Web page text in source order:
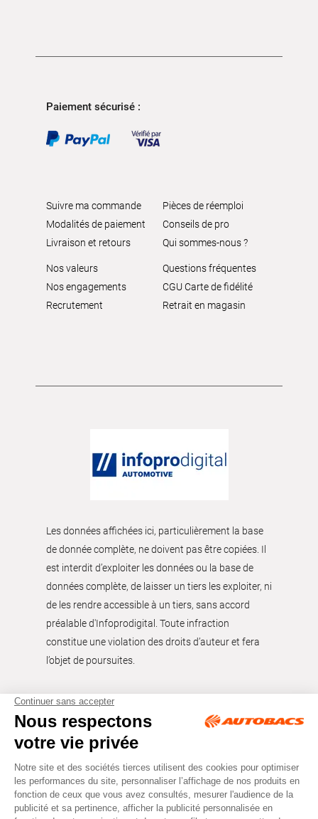
Paiement sécurisé :
Suivre ma commande
Modalités de paiement
Livraison et retours
Pièces de réemploi
Conseils de pro
Qui sommes-nous ?
Nos valeurs
Nos engagements
Recrutement
Questions fréquentes
CGU Carte de fidélité
Retrait en magasin
Les données affichées ici, particulièrement la base
de donnée complète, ne doivent pas être copiées. Il
est interdit d’exploiter les données ou la base de
données complète, de laisser un tiers les exploiter, ni
de les rendre accessible à un tiers, sans accord
préalable d'Infoprodigital. Toute infraction
constitue une violation des droits d’auteur et fera
l’objet de poursuites.
Tous droits réservés © Autobacs